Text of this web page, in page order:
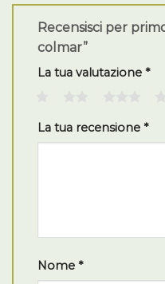
Recensisci per
colmar”
La tua valutazione *
La tua recensione *
Nome *